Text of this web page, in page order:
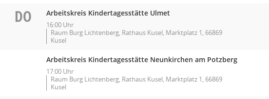
DO Arbeitskreis Kindertagesstätte Ulmet
16:00 Uhr
Raum Burg Lichtenberg, Rathaus Kusel, Marktplatz 1, 66869
Kusel
Arbeitskreis Kindertagesstätte Neunkirchen am Potzberg
17:00 Uhr
Raum Burg Lichtenberg, Rathaus Kusel, Marktplatz 1, 66869
Kusel